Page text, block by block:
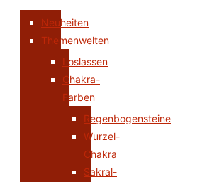
Neuheiten
Themenwelten
Loslassen
Chakra-
Farben
Regenbogensteine
Wurzel-
Chakra
Sakral-